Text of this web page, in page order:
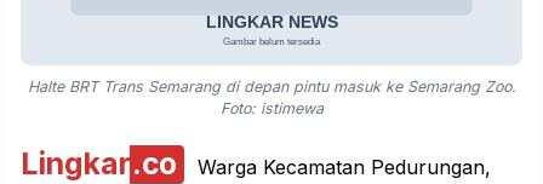
Halte BRT Trans Semarang di depan pintu masuk ke Semarang Zoo.
Foto: istimewa
Lingkar.co
Warga Kecamatan Pedurungan,